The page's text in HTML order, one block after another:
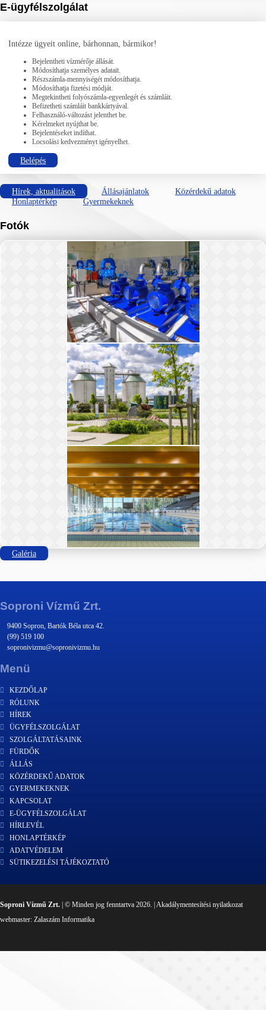
E-ügyfélszolgálat
Intézze ügyeit online, bárhonnan, bármikor!
Bejelentheti vízmérője állását.
Módosíthatja személyes adatait.
Részszámla-mennyiségét módosíthatja.
Módosíthatja fizetési módját.
Megtekintheti folyószámla-egyenlegét és számláit.
Befizetheti számláit bankkártyával.
Felhasználó-változást jelenthet be.
Kérelmeket nyújthat be.
Bejelentéseket indíthat.
Locsolási kedvezményt igényelhet.
Belépés
Hírek, aktualitások Állásajánlatok
Közérdekű adatok
Honlaptérkép
Gyermekeknek
Fotók
Galéria
Soproni Vízmű Zrt.
9400 Sopron, Bartók Béla utca 42.
(99) 519 100
sopronivizmu@sopronivizmu.hu
Menü
KEZDŐLAP
RÓLUNK
HÍREK
ÜGYFÉLSZOLGÁLAT
SZOLGÁLTATÁSAINK
FÜRDŐK
ÁLLÁS
KÖZÉRDEKŰ ADATOK
GYERMEKEKNEK
KAPCSOLAT
E-ÜGYFÉLSZOLGÁLAT
HÍRLEVÉL
HONLAPTÉRKÉP
ADATVÉDELEM
SÜTIKEZELÉSI TÁJÉKOZTATÓ
Soproni Vízmű Zrt. | © Minden jog fenntartva 2026. | Akadálymentesítési nyilatkozat
webmaster: Zalaszám Informatika